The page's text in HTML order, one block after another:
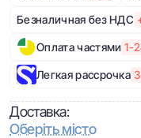
Безналичная без НДС
Оплата частями 1-
Легкая рассрочка
Доставка:
Оберіть місто